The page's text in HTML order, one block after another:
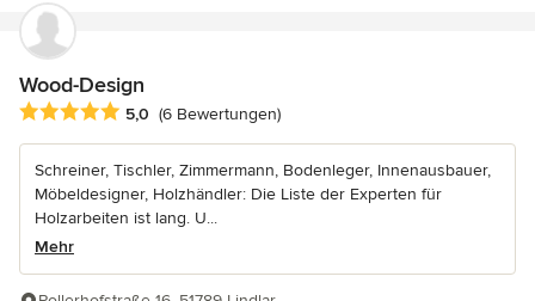
Wood-Design
Durchschnittliche Bewertung: 5 von 5 Sternen
5,0 (6 Bewertungen)
Schreiner, Tischler, Zimmermann, Bodenleger, Innenausbauer,
Möbeldesigner, Holzhändler: Die Liste der Experten für
Holzarbeiten ist lang. U...
Mehr